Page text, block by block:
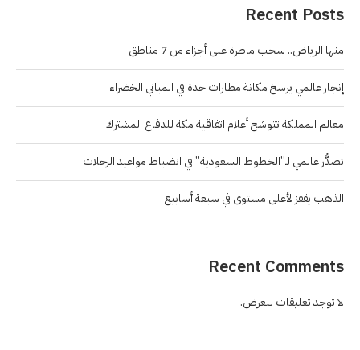
Recent Posts
منها الرياض.. سحب ماطرة على أجزاء من 7 مناطق
إنجاز عالمي يرسخ مكانة مطارات جدة في المباني الخضراء
معالم المملكة تتوشح أعلام اتفاقية مكة للدفاع المشترك
تصدُّر عالمي لـ”الخطوط السعودية” في انضباط مواعيد الرحلات
الذهب يقفز لأعلى مستوى في سبعة أسابيع
Recent Comments
لا توجد تعليقات للعرض.